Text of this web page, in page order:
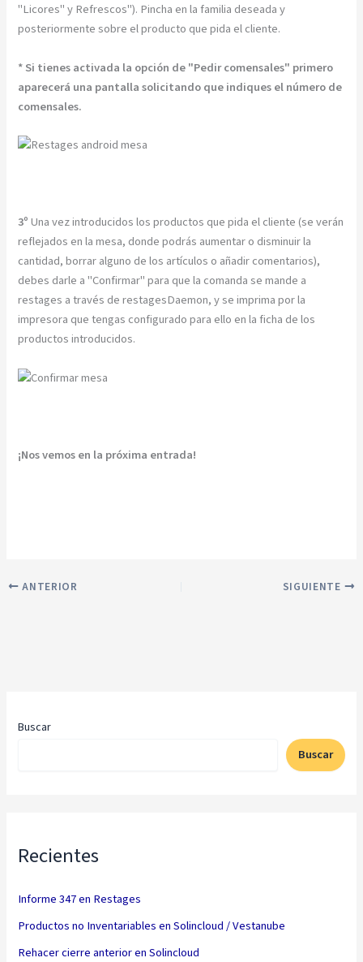
"Licores" y Refrescos"). Pincha en la familia deseada y
posteriormente sobre el producto que pida el cliente.
* Si tienes activada la opción de "Pedir comensales" primero
aparecerá una pantalla solicitando que indiques el número de
comensales.
3ºUna vez introducidos los productos que pida el cliente (se verán
reflejados en la mesa, donde podrás aumentar o disminuir la
cantidad, borrar alguno de los artículos o añadir comentarios),
debes darle a "Confirmar" para que la comanda se mande a
restages a través de restagesDaemon, y se imprima por la
impresora que tengas configurado para ello en la ficha de los
productos introducidos.
¡Nos vemos en la próxima entrada!
ANTERIOR SIGUIENTE
Buscar
Buscar
Recientes
Informe 347 en Restages
Productos no Inventariables en Solincloud / Vestanube
Rehacer cierre anterior en Solincloud